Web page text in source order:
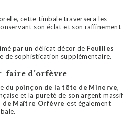
cette timbale traversera les
son éclat et son raffinement
par un délicat décor de Feuilles
de sophistication supplémentaire.
faire d'orfèvre
du poinçon de la tête de Minerve,
et la pureté de son argent massif
de Maître Orfèvre est également